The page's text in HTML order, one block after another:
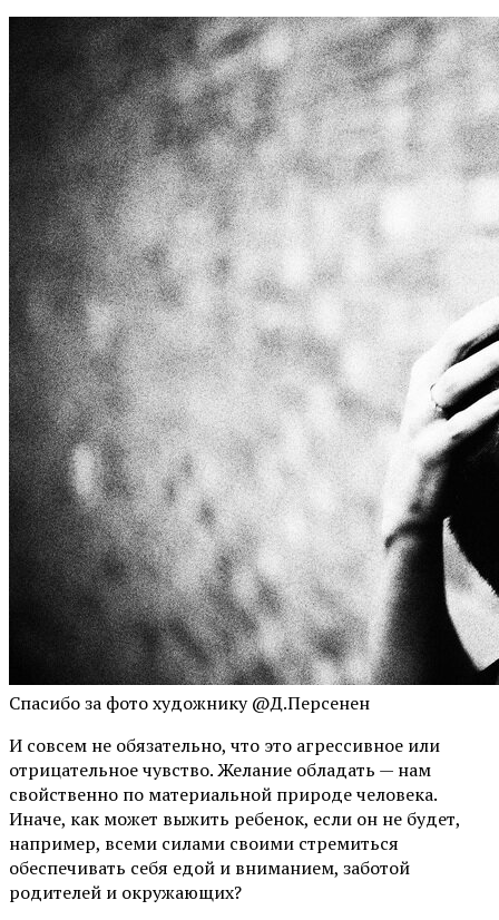
Спасибо за фото художнику @Д.Персенен
И совсем не обязательно, что это агрессивное или
отрицательное чувство. Желание обладать — нам
свойственно по материальной природе человека.
Иначе, как может выжить ребенок, если он не будет,
например, всеми силами своими стремиться
обеспечивать себя едой и вниманием, заботой
родителей и окружающих?